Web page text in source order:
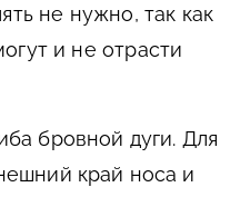
не нужно, так как
и не отрасти
бровной дуги. Для
край носа и